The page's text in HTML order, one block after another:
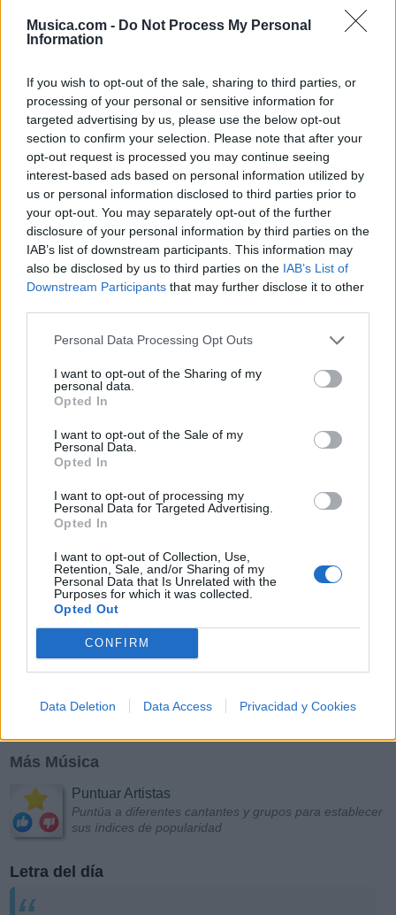
Musica.com - Do Not Process My Personal
Information
If you wish to opt-out of the sale, sharing to third parties, or
processing of your personal or sensitive information for
targeted advertising by us, please use the below opt-out
section to confirm your selection. Please note that after your
opt-out request is processed you may continue seeing
interest-based ads based on personal information utilized by
us or personal information disclosed to third parties prior to
your opt-out. You may separately opt-out of the further
disclosure of your personal information by third parties on the
IAB’s list of downstream participants. This information may
also be disclosed by us to third parties on the IAB’s List of
Downstream Participants that may further disclose it to other
Personal Data Processing Opt Outs
I want to opt-out of the Sharing of my
personal data.
Opted In
I want to opt-out of the Sale of my
Personal Data.
Opted In
I want to opt-out of processing my
Personal Data for Targeted Advertising.
Opted In
I want to opt-out of Collection, Use,
Retention, Sale, and/or Sharing of my
Personal Data that Is Unrelated with the
Purposes for which it was collected.
Opted Out
CONFIRM
Data Deletion Data Access Privacidad y Cookies
Añadir un comentario ...
🪐🚀 Canciones para Ver las Estrellas:
Psicodelia y Space Rock 🎸✨
🌌🚀 Viaje intergaláctico: la mejor selección de
psicodelia, space rock y atmósferas cósmicas para
tus noches de astronomía. 🪐🎸 Desconecta, mira
al firmamento y siente la gravedad cero. 💾 ¡Guarda
esta colección para tu próxima noche estrellada!
✨⭐
N O P
Z #
Más Música
Puntuar Artistas
Puntúa a diferentes cantantes y grupos para establecer
sus índices de popularidad
Letra del día